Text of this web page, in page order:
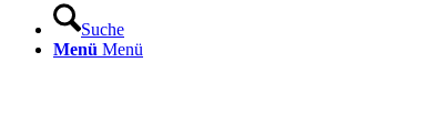
Suche
Menü Menü